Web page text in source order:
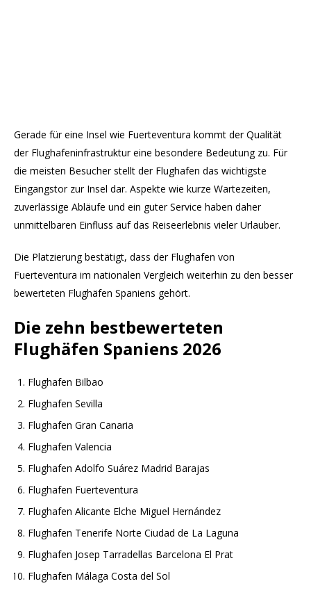
Gerade für eine Insel wie Fuerteventura kommt der Qualität
der Flughafeninfrastruktur eine besondere Bedeutung zu. Für
die meisten Besucher stellt der Flughafen das wichtigste
Eingangstor zur Insel dar. Aspekte wie kurze Wartezeiten,
zuverlässige Abläufe und ein guter Service haben daher
unmittelbaren Einfluss auf das Reiseerlebnis vieler Urlauber.
Die Platzierung bestätigt, dass der Flughafen von
Fuerteventura im nationalen Vergleich weiterhin zu den besser
bewerteten Flughäfen Spaniens gehört.
Die zehn bestbewerteten
Flughäfen Spaniens 2026
Flughafen Bilbao
Flughafen Sevilla
Flughafen Gran Canaria
Flughafen Valencia
Flughafen Adolfo Suárez Madrid Barajas
Flughafen Fuerteventura
Flughafen Alicante Elche Miguel Hernández
Flughafen Tenerife Norte Ciudad de La Laguna
Flughafen Josep Tarradellas Barcelona El Prat
Flughafen Málaga Costa del Sol